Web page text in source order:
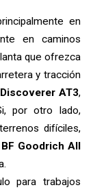
en
en caminos
que ofrezca
y tracción
AT3,
por otro lado,
difíciles,
BF Goodrich All
para trabajos